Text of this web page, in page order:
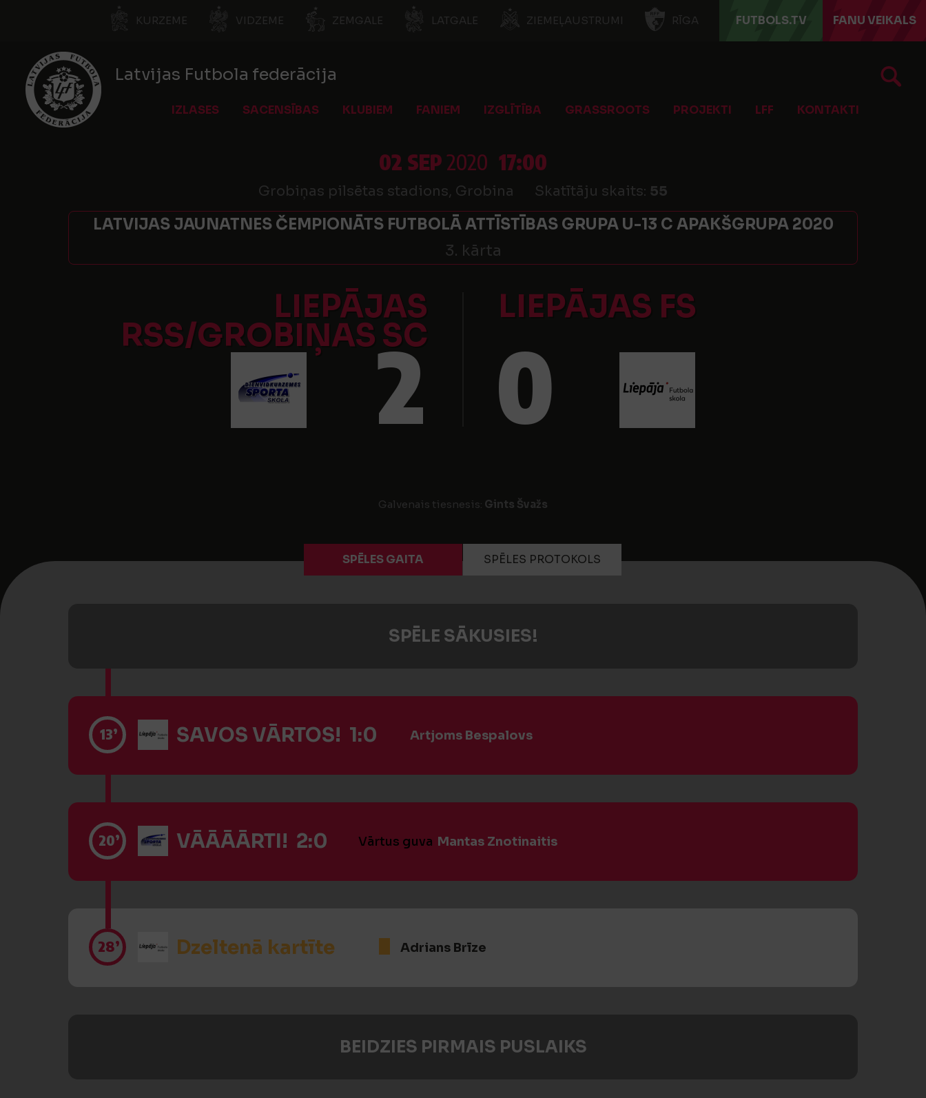
KURZEME VIDZEME ZEMGALE LATGALE ZIEMEĻAUSTRUMI RĪGA FUTBOLS.TV FANU VEIKALS
Latvijas Futbola federācija
IZLASES SACENSĪBAS KLUBIEM FANIEM IZGLĪTĪBA GRASSROOTS PROJEKTI LFF KONTAKTI
02 SEP2020 17:00
Grobiņas pilsētas stadions, Grobina Skatītāju skaits: 55
LATVIJAS JAUNATNES ČEMPIONĀTS FUTBOLĀ ATTĪSTĪBAS GRUPA U-13 C APAKŠGRUPA 2020
3. kārta
LIEPĀJAS
RSS/GROBIŅAS SC
LIEPĀJAS FS
2 0
Galvenais tiesnesis: Gints Švažs
SPĒLES GAITA SPĒLES PROTOKOLS
SPĒLE SĀKUSIES!
13’ SAVOS VĀRTOS! 1:0 Artjoms Bespalovs
20’ VĀĀĀĀRTI! 2:0 Vārtus guva Mantas Znotinaitis
28’ Dzeltenā kartīte Adrians Brīze
BEIDZIES PIRMAIS PUSLAIKS